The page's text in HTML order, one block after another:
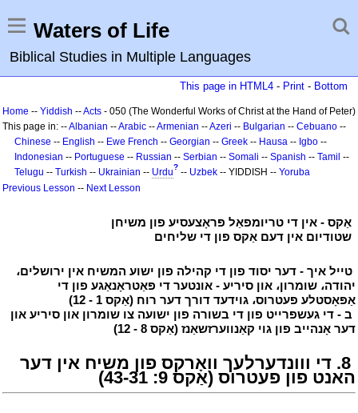
Waters of Life
Biblical Studies in Multiple Languages
This page in HTML4 - Print - Bottom
Home -- Yiddish --Acts - 050 (The Wonderful Works of Christ at the Hand of Peter)
This page in: --Albanian --Arabic --Armenian --Azeri -- Bulgarian -- Cebuano --
Chinese -- English -- Ewe French -- Georgian -- Greek -- Hausa -- Igbo --
Indonesian -- Portuguese -- Russian -- Serbian -- Somali -- Spanish -- Tamil --
Telugu -- Turkish -- Ukrainian -- Urdu? -- Uzbek -- YIDDISH -- Yoruba
Previous Lesson -- Next Lesson
אַקס - אין די טריומפאַל פּראָצעסיע פון משיחן
שטודיום אין דעם אַקס פון די שליחים
טייל איך - דער יסוד פון די קהילה פון ישוע המשיח אין ירושלים،
יהודה، שומרון، און סיריע - אונטער די פּאַטראָנאַגע פון די
אַפּאָסטלע פעטרוס، גוידעד דורך דער רוח (אַקס 1 - 12)
ב - די געשפּרייט פון די בשורה פון ישועה צו שומרון און סיריע און
דער אָנהייב פון גוי קאַנווערזשאַנז (אַקס 8 - 12)
8. די ווונדערלעך וואָרקס פון משיח אין דער
האנט פון פעטרוס (אַקס 9: 43-31)